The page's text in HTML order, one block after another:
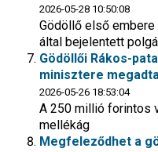
2026-05-28 10:50:08
Gödöllő első
által bejelentett
Gödöllői Rákos-
minisztere
2026-05-26 18:53:04
A 250 millió forintos
mellékág
Megfeleződhet a